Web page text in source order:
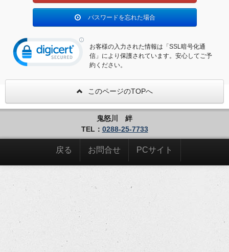
パスワードを忘れた場合
お客様の入力された情報は「SSL暗号化通
信」により保護されています。安心してご予
約ください。
このページのTOPへ
鬼怒川 絆
TEL： 0288-25-7733
戻る お問合せ PCサイト